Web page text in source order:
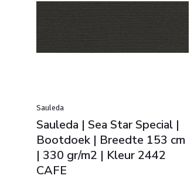
Sauleda
Sauleda | Sea Star Special |
Bootdoek | Breedte 153 cm
| 330 gr/m2 | Kleur 2442
CAFE